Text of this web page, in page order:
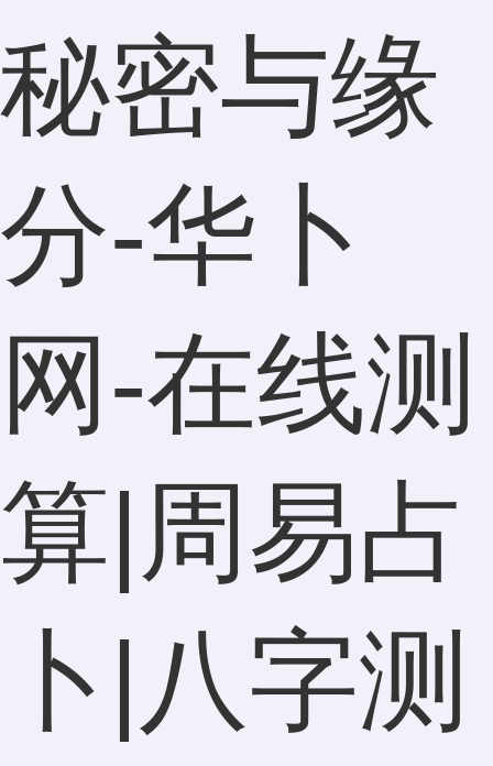
秘密与缘
分-华卜
网-在线测
算|周易占
卜|八字测